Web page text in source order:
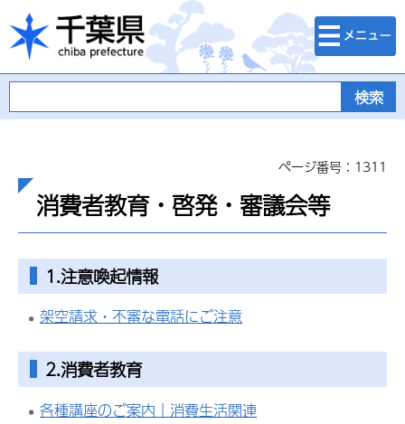
千葉県
検索・メニュ
ー
ページ番号：1311
消費者教育・啓発・審議会等
1.注意喚起情報
架空請求・不審な電話にご注意
2.消費者教育
各種講座のご案内｜消費生活関連